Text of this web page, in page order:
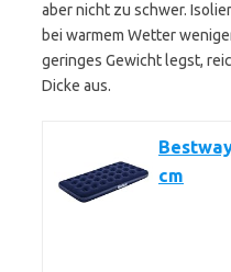
aber nicht zu schwer.
bei warmem Wetter
geringes Gewicht legst,
Dicke aus.
cm